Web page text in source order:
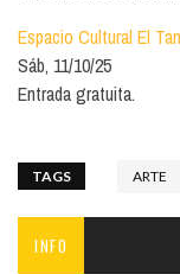
Espacio Cultural El
Sáb, 11/10/25
Entrada gratuita.
TAGS ARTE
INFO